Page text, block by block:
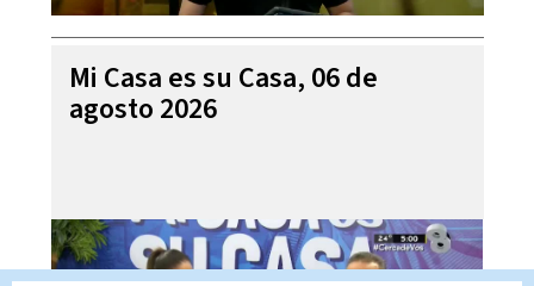
Mi Casa es su Casa, 06 de
agosto 2026